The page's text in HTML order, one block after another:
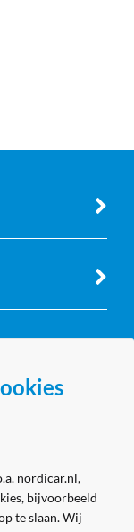
nordicar.nl,
bijvoorbeeld
te slaan. Wij